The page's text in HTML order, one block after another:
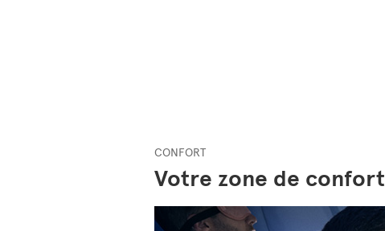
CONFORT
Votre zone de confort